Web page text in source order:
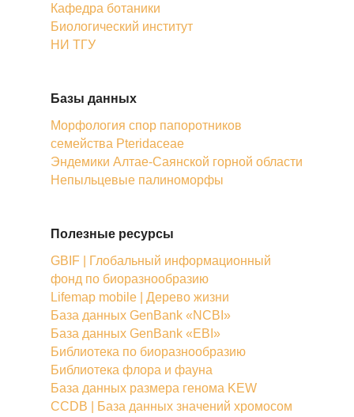
Кафедра ботаники
Биологический институт
НИ ТГУ
Базы данных
Морфология спор папоротников
семейства Pteridaceae
Эндемики Алтае-Саянской горной области
Непыльцевые палиноморфы
Полезные ресурсы
GBIF | Глобальный информационный
фонд по биоразнообразию
Lifemap mobile | Дерево жизни
База данных GenBank «NCBI»
База данных GenBank «EBI»
Библиотека по биоразнообразию
Библиотека флора и фауна
База данных размера генома KEW
CCDB | База данных значений хромосом